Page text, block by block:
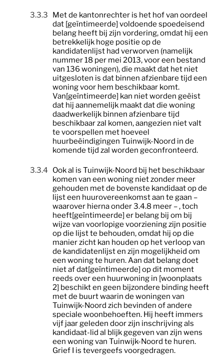
3.3.3
Met de kantonrechter is het hof van oordeel
dat [geïntimeerde] voldoende spoedeisend
belang heeft bij zijn vordering, omdat hij een
betrekkelijk hoge positie op de
kandidatenlijst had verworven (namelijk
nummer 18 per mei 2013, voor een bestand
van 136 woningen), die maakt dat het niet
uitgesloten is dat binnen afzienbare tijd een
woning voor hem beschikbaar komt.
Van[geïntimeerde] kan niet worden geëist
dat hij aannemelijk maakt dat die woning
daadwerkelijk binnen afzienbare tijd
beschikbaar zal komen, aangezien niet valt
te voorspellen met hoeveel
huurbeëindigingen Tuinwijk-Noord in de
komende tijd zal worden geconfronteerd.
3.3.4
Ook al is Tuinwijk-Noord bij het beschikbaar
komen van een woning niet zonder meer
gehouden met de bovenste kandidaat op de
lijst een huurovereenkomst aan te gaan –
waarover hierna onder 3.4.8 meer – , toch
heeft[geïntimeerde] er belang bij om bij
wijze van voorlopige voorziening zijn positie
op die lijst te behouden, omdat hij op die
manier zicht kan houden op het verloop van
de kandidatenlijst en zijn mogelijkheid om
een woning te huren. Aan dat belang doet
niet af dat[geïntimeerde] op dit moment
reeds over een huurwoning in [woonplaats
2] beschikt en geen bijzondere binding heeft
met de buurt waarin de woningen van
Tuinwijk-Noord zich bevinden of andere
speciale woonbehoeften. Hij heeft immers
vijf jaar geleden door zijn inschrijving als
kandidaat-lid al blijk gegeven van zijn wens
een woning van Tuinwijk-Noord te huren.
Grief I is tevergeefs voorgedragen.